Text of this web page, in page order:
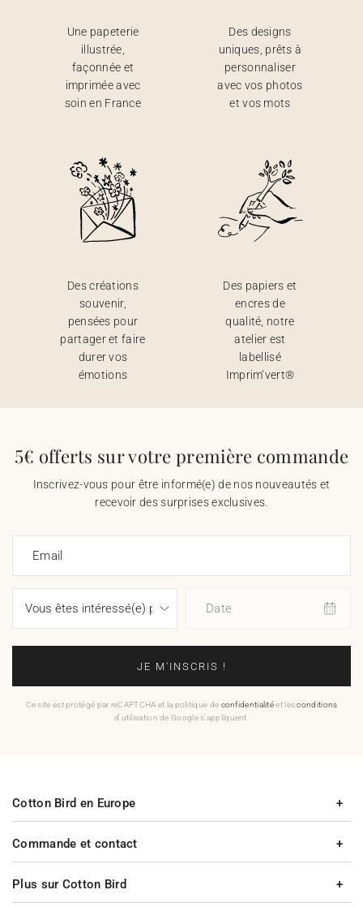
Une papeterie
illustrée,
façonnée et
imprimée avec
soin en France
Des designs
uniques, prêts à
personnaliser
avec vos photos
et vos mots
Des créations
souvenir,
pensées pour
partager et faire
durer vos
émotions
Des papiers et
encres de
qualité, notre
atelier est
labellisé
Imprim’vert®
5€ offerts sur votre première commande
Inscrivez-vous pour être informé(e) de nos nouveautés et
recevoir des surprises exclusives.
Email
Date
JE M'INSCRIS !
Ce site est protégé par reCAPTCHA et la politique de confidentialitéet lesconditions
d'utilisation de Google s'appliquent.
Commande et contact
Plus sur Cotton Bird
Cotton Bird en Europe